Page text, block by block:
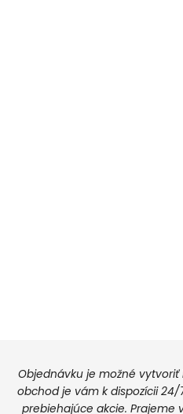
Objednávku je možné
obchod je vám k dispozícii
prebiehajúce akcie. Prajeme